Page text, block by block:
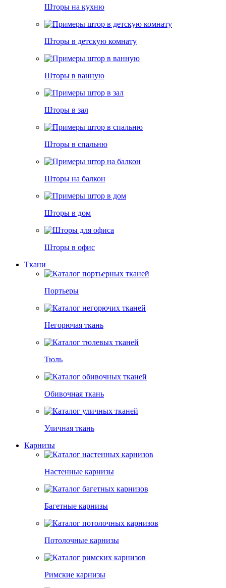
Шторы на кухню
Шторы в детскую комнату
Шторы в ванную
Шторы в зал
Шторы в спальню
Шторы на балкон
Шторы в дом
Шторы в офис
Ткани
Портьеры
Негорючая ткань
Тюль
Обивочная ткань
Уличная ткань
Карнизы
Настенные карнизы
Багетные карнизы
Потолочные карнизы
Римские карнизы